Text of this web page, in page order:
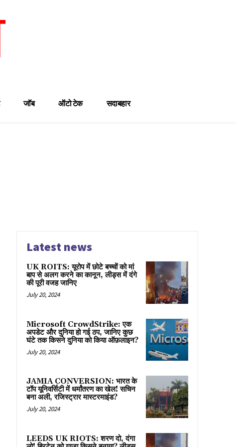
जॉब ऑटो टेक सदाबहार
Latest news
UK ROITS: यूरोप में छोटे बच्चों को मां
बाप से अलग करने का कानून, लीड्स में दंगे
की पूरी वजह जानिए
July 20, 2024
Microsoft CrowdStrike: एक
अपडेट और दुनिया हो गई ठप, जानिए कुछ
घंटे तक किसने दुनिया को किया ऑफ़लाइन?
July 20, 2024
JAMIA CONVERSION: भारत के
टॉप यूनिवर्सिटी में धर्मांतरण का खेल! सचिन
बना अली, रजिस्ट्रार मास्टरमाइंड?
July 20, 2024
LEEDS UK RIOTS: शरण दो, दंगा